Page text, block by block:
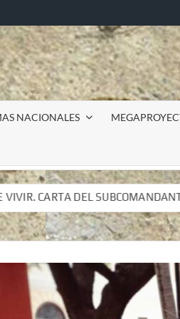
NACIONALES
INSURGENTE MOISÉS A LUIS DE
INSURGENTE MOISÉS A LUIS DE